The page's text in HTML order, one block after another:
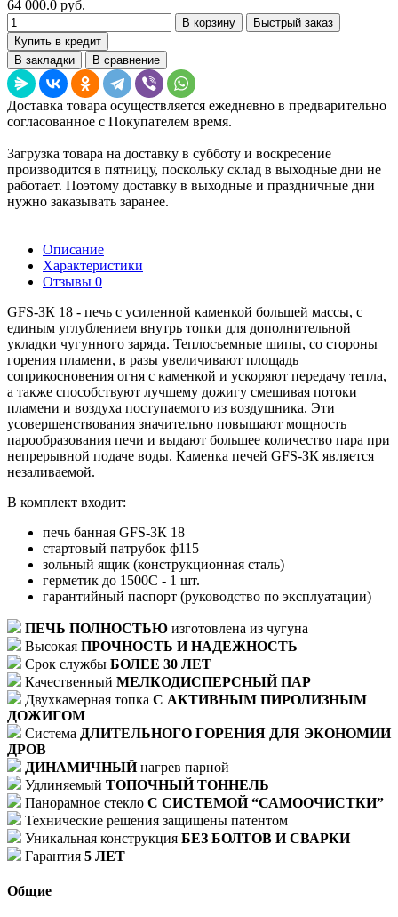
64 000.0 руб.
В корзину
Быстрый заказ
Купить в кредит
В закладки
В сравнение
Доставка товара осуществляется ежедневно в предварительно
согласованное с Покупателем время.
Загрузка товара на доставку в субботу и воскресение
производится в пятницу, поскольку склад в выходные дни не
работает. Поэтому доставку в выходные и праздничные дни
нужно заказывать заранее.
Описание
Характеристики
Отзывы 0
GFS-ЗК 18 - печь с усиленной каменкой большей массы, с
единым углублением внутрь топки для дополнительной
укладки чугунного заряда. Теплосъемные шипы, со стороны
горения пламени, в разы увеличивают площадь
соприкосновения огня с каменкой и ускоряют передачу тепла,
а также способствуют лучшему дожигу смешивая потоки
пламени и воздуха поступаемого из воздушника. Эти
усовершенствования значительно повышают мощность
парообразования печи и выдают большее количество пара при
непрерывной подаче воды. Каменка печей GFS-ЗК является
незаливаемой.
В комплект входит:
печь банная GFS-ЗК 18
стартовый патрубок ф115
зольный ящик (конструкционная сталь)
герметик до 1500С - 1 шт.
гарантийный паспорт (руководство по эксплуатации)
ПЕЧЬ ПОЛНОСТЬЮ изготовлена из чугуна
Высокая ПРОЧНОСТЬ И НАДЕЖНОСТЬ
Срок службы БОЛЕЕ 30 ЛЕТ
Качественный МЕЛКОДИСПЕРСНЫЙ ПАР
Двухкамерная топка С АКТИВНЫМ ПИРОЛИЗНЫМ
ДОЖИГОМ
Система ДЛИТЕЛЬНОГО ГОРЕНИЯ ДЛЯ ЭКОНОМИИ
ДРОВ
ДИНАМИЧНЫЙнагрев парной
Удлиняемый ТОПОЧНЫЙ ТОННЕЛЬ
Панорамное стекло С СИСТЕМОЙ “САМООЧИСТКИ”
Технические решения защищены патентом
Уникальная конструкция БЕЗ БОЛТОВ И СВАРКИ
Гарантия 5 ЛЕТ
Общие